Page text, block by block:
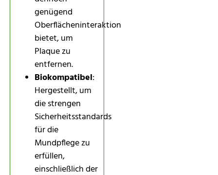
genügend
Oberflächeninteraktion
bietet, um
Plaque zu
entfernen.
Biokompatibel:
Hergestellt, um
die strengen
Sicherheitsstandards
für die
Mundpflege zu
erfüllen,
einschließlich der